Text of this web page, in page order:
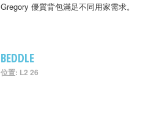
Gregory 優質背包滿足不同用家需求。
BEDDLE
位置: L2 26